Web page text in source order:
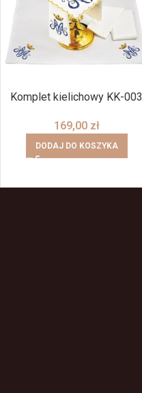
Komplet kielichowy KK-003
169,00 zł
DODAJ DO KOSZYKA